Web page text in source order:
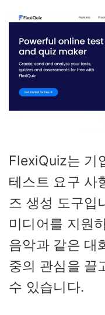
FlexiQuiz는 기
테스트 요구 사
즈 생성 도구입
미디어를 지원
음악과 같은 대
중의 관심을 끌
수 있습니다.